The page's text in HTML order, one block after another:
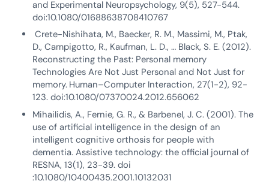
and Experimental Neuropsychology, 9(5), 527-544.
doi:10.1080/01688638708410767
Crete-Nishihata, M., Baecker, R. M., Massimi, M., Ptak,
D., Campigotto, R., Kaufman, L. D., … Black, S. E. (2012).
Reconstructing the Past: Personal memory
Technologies Are Not Just Personal and Not Just for
memory. Human–Computer Interaction, 27(1-2), 92-
123. doi:10.1080/07370024.2012.656062
Mihailidis, A., Fernie, G. R., & Barbenel, J. C. (2001). The
use of artificial intelligence in the design of an
intelligent cognitive orthosis for people with
dementia. Assistive technology: the official journal of
RESNA, 13(1), 23-39. doi
:10.1080/10400435.2001.10132031